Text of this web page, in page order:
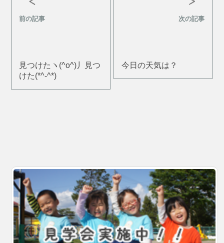
前の記事
見つけたヽ(^o^)丿見つ
けた(*^-^*)
次の記事
今日の天気は？